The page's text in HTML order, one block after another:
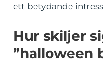
ett betydande
Hur skiljer
”halloween